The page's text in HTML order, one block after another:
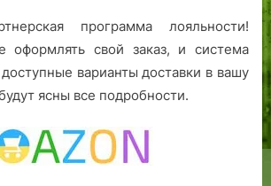
программа лояльности!
оформлять свой заказ, и система
варианты доставки в вашу
ясны все подробности.